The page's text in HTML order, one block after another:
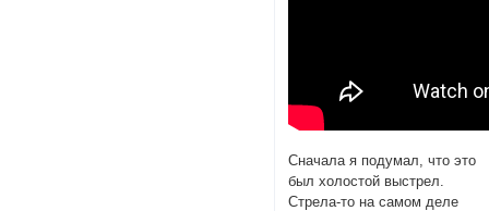
Сначала я подумал, что это
был холостой выстрел.
Стрела-то на самом деле